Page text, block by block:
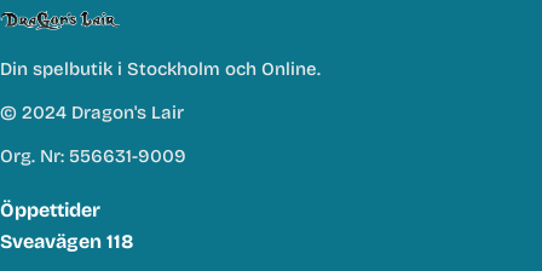
Din spelbutik i Stockholm och Online.
© 2024 Dragon's Lair
Org. Nr: 556631-9009
Öppettider
Sveavägen 118